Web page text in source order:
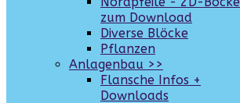
zum Download
Diverse Blöcke
Pflanzen
Anlagenbau >>
Flansche Infos +
Downloads